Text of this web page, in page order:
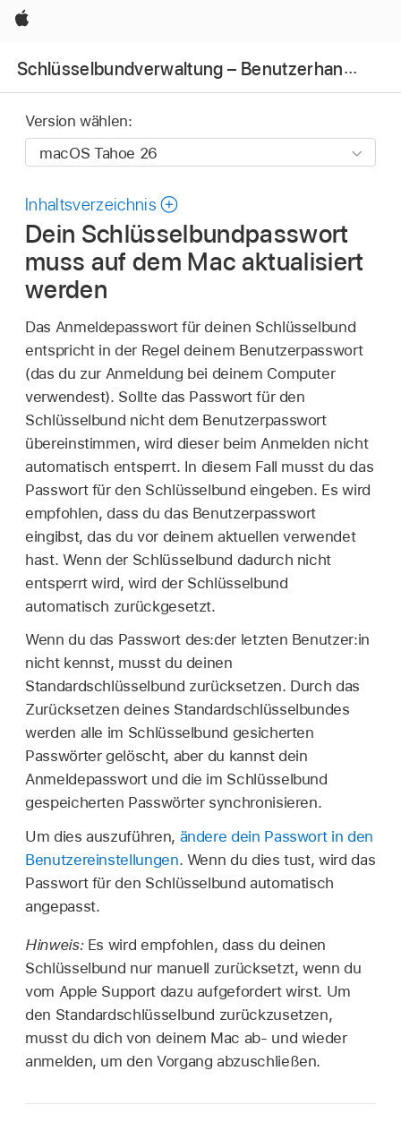
Apple
Schlüsselbundverwaltung – Benutzerhandbuch
Version wählen:
Inhaltsverzeichnis
Dein Schlüsselbundpasswort
muss auf dem Mac aktualisiert
werden
Das Anmeldepasswort für deinen Schlüsselbund
entspricht in der Regel deinem Benutzerpasswort
(das du zur Anmeldung bei deinem Computer
verwendest). Sollte das Passwort für den
Schlüsselbund nicht dem Benutzerpasswort
übereinstimmen, wird dieser beim Anmelden nicht
automatisch entsperrt. In diesem Fall musst du das
Passwort für den Schlüsselbund eingeben. Es wird
empfohlen, dass du das Benutzerpasswort
eingibst, das du vor deinem aktuellen verwendet
hast. Wenn der Schlüsselbund dadurch nicht
entsperrt wird, wird der Schlüsselbund
automatisch zurückgesetzt.
Wenn du das Passwort des:der letzten Benutzer:in
nicht kennst, musst du deinen
Standardschlüsselbund zurücksetzen. Durch das
Zurücksetzen deines Standardschlüsselbundes
werden alle im Schlüsselbund gesicherten
Passwörter gelöscht, aber du kannst dein
Anmeldepasswort und die im Schlüsselbund
gespeicherten Passwörter synchronisieren.
Um dies auszuführen, ändere dein Passwort in den
Benutzereinstellungen. Wenn du dies tust, wird das
Passwort für den Schlüsselbund automatisch
angepasst.
Hinweis: Es wird empfohlen, dass du deinen
Schlüsselbund nur manuell zurücksetzt, wenn du
vom Apple Support dazu aufgefordert wirst. Um
den Standardschlüsselbund zurückzusetzen,
musst du dich von deinem Mac ab- und wieder
anmelden, um den Vorgang abzuschließen.